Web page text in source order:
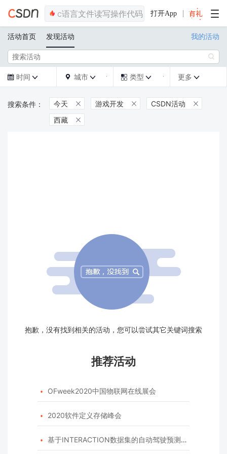
打开App
活动首页 发现活动 我的活动

 时间   城市   类型  更多 
今天  游戏开发  CSDN活动 
西藏 
抱歉，没有找到相关的活动，您可以尝试其它关键词搜索
推荐活动
 OFweek2020中国物联网在线展会
 2020软件定义存储峰会
 基于INTERACTION数据集的自动驾驶预测模型挑战赛